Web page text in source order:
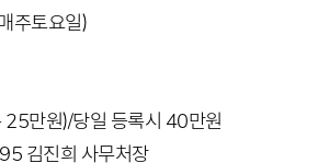
주토요일)
25만원)/당일 등록시 40만원
김진희 사무처장